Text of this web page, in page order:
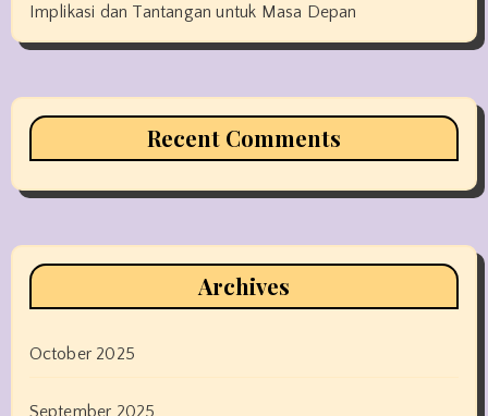
Implikasi dan Tantangan untuk Masa Depan
Recent Comments
Archives
October 2025
September 2025